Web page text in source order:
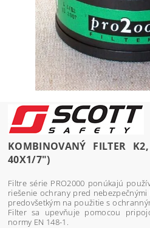
KOMBINOVANÝ FILTER
40X1/7")
Filtre série PRO2000 ponúkajú
riešenie ochrany pred nebezpečnými
predovšetkým na použitie s
Filter sa upevňuje pomocou
normy EN 148-1.